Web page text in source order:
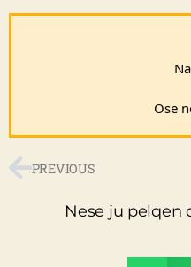
Ose
PREVIOUS
Nese ju pelqen